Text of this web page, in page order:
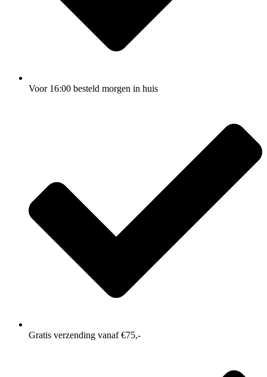
Voor 16:00 besteld morgen in huis
Gratis verzending vanaf €75,-